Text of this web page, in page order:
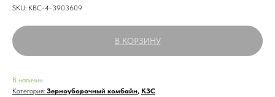
SKU: КВС-4-3903609
В КОРЗИНУ
В наличии
Категория: Зерноуборочный комбайн, КЗС